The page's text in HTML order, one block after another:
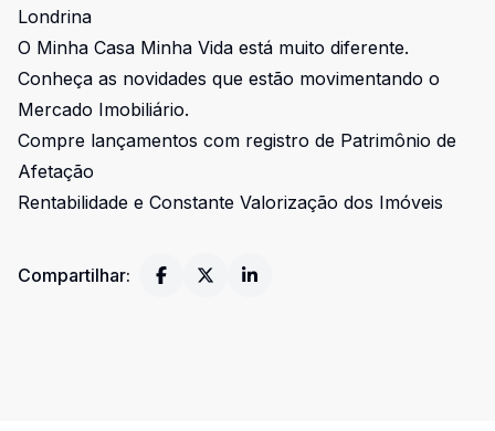
Londrina
O Minha Casa Minha Vida está muito diferente.
Conheça as novidades que estão movimentando o
Mercado Imobiliário.
Compre lançamentos com registro de Patrimônio de
Afetação
Rentabilidade e Constante Valorização dos Imóveis
Compartilhar: